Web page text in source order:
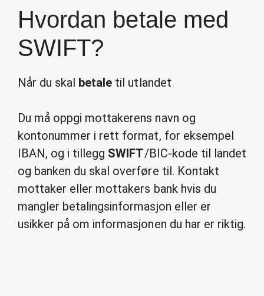
Hvordan betale med
SWIFT?
Når du skal betale til utlandet
Du må oppgi mottakerens navn og
kontonummer i rett format, for eksempel
IBAN, og i tillegg SWIFT/BIC-kode til landet
og banken du skal overføre til. Kontakt
mottaker eller mottakers bank hvis du
mangler betalingsinformasjon eller er
usikker på om informasjonen du har er riktig.